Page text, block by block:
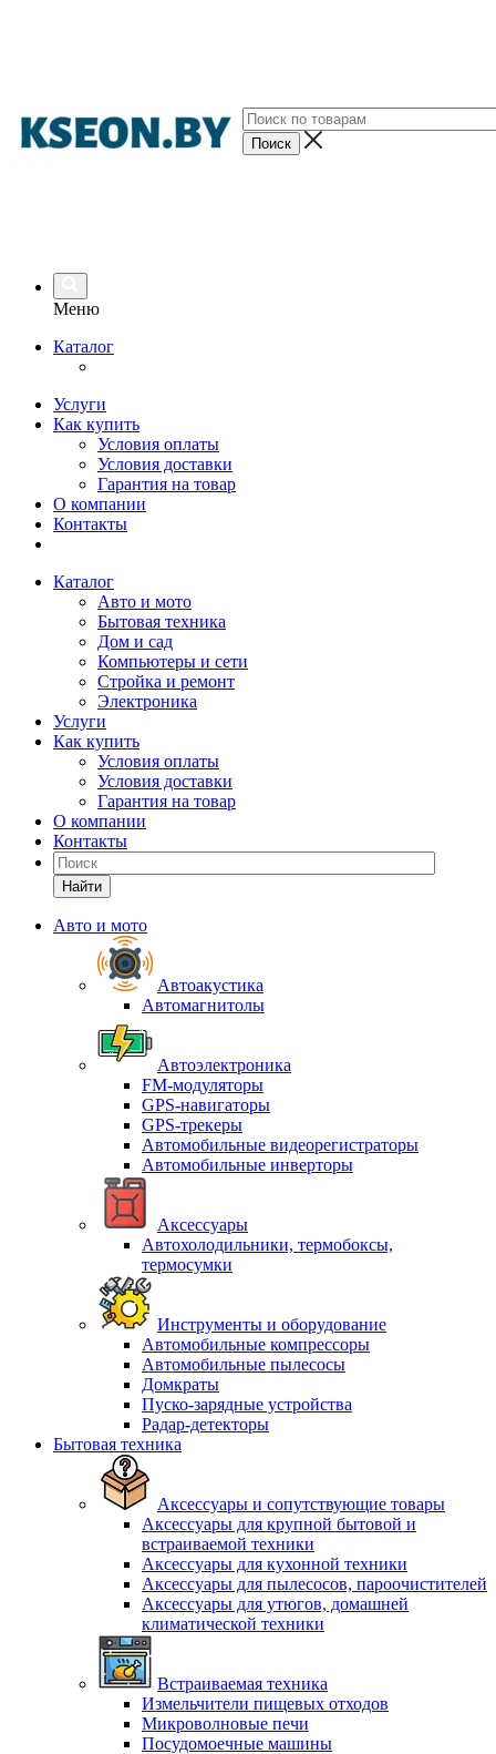
Меню
Каталог
Услуги
Как купить
Условия оплаты
Условия доставки
Гарантия на товар
О компании
Контакты
Каталог
Авто и мото
Бытовая техника
Дом и сад
Компьютеры и сети
Стройка и ремонт
Электроника
Услуги
Как купить
Условия оплаты
Условия доставки
Гарантия на товар
О компании
Контакты
Найти
Авто и мото
Автоакустика
Автомагнитолы
Автоэлектроника
FM-модуляторы
GPS-навигаторы
GPS-трекеры
Автомобильные видеорегистраторы
Автомобильные инверторы
Аксессуары
Автохолодильники, термобоксы,
термосумки
Инструменты и оборудование
Автомобильные компрессоры
Автомобильные пылесосы
Домкраты
Пуско-зарядные устройства
Радар-детекторы
Бытовая техника
Аксессуары и сопутствующие товары
Аксессуары для крупной бытовой и
встраиваемой техники
Аксессуары для кухонной техники
Аксессуары для пылесосов, пароочистителей
Аксессуары для утюгов, домашней
климатической техники
Встраиваемая техника
Измельчители пищевых отходов
Микроволновые печи
Посудомоечные машины